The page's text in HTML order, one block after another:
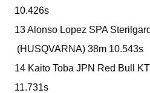
10.426s
13 Alonso Lopez SPA
(HUSQVARNA) 38m 10.543s
14 Kaito Toba JPN Red Bull
11.731s